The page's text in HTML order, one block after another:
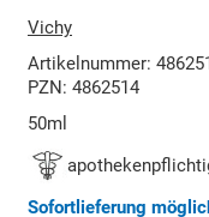
Vichy
Artikelnummer:
PZN: 4862514
50ml
Sofortlieferung